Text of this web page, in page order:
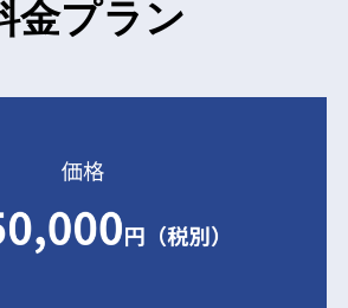
金プラン